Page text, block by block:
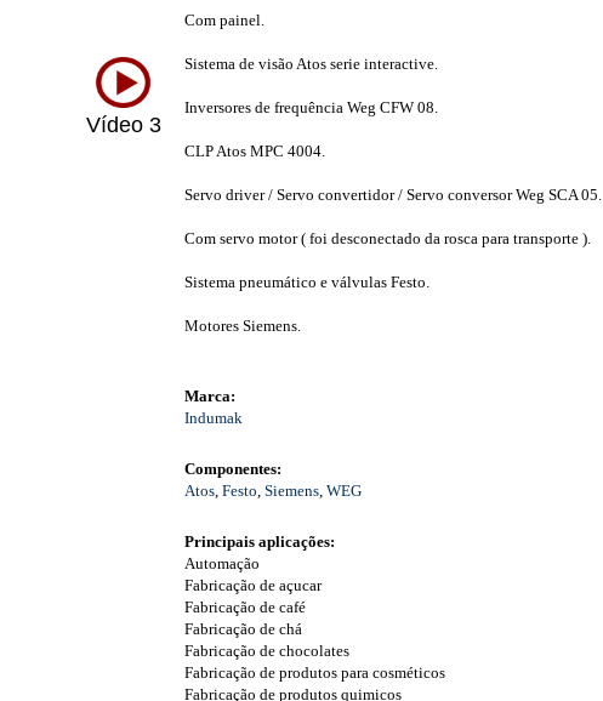
Vídeo 3
Com painel.
Sistema de visão Atos serie interactive.
Inversores de frequência Weg CFW 08.
CLP Atos MPC 4004.
Servo driver / Servo convertidor / Servo conversor Weg SCA 05.
Com servo motor ( foi desconectado da rosca para transporte ).
Sistema pneumático e válvulas Festo.
Motores Siemens.
Marca:
Indumak
Componentes:
Atos, Festo, Siemens, WEG
Principais aplicações:
Automação
Fabricação de açucar
Fabricação de café
Fabricação de chá
Fabricação de chocolates
Fabricação de produtos para cosméticos
Fabricação de produtos quimicos